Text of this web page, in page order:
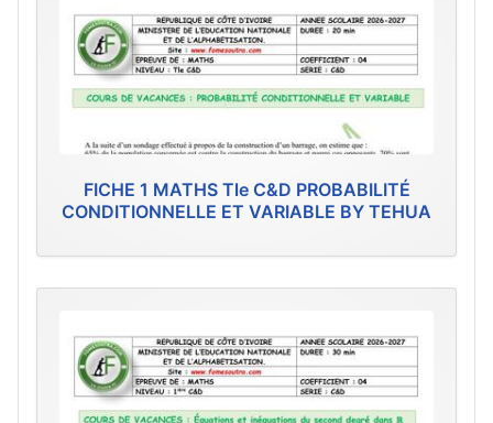
FICHE 1 MATHS Tle C&D PROBABILITÉ
CONDITIONNELLE ET VARIABLE BY TEHUA